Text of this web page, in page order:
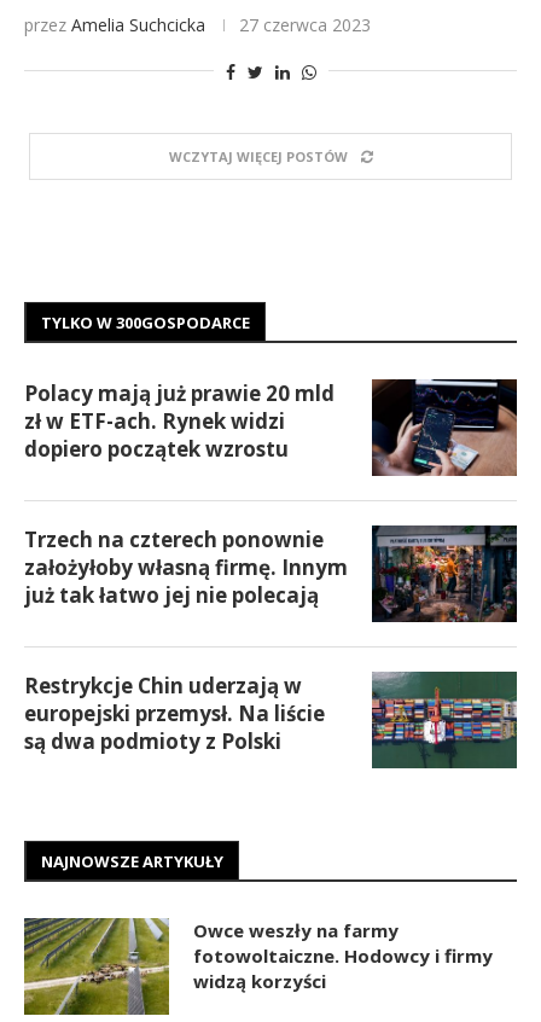
przez Amelia Suchcicka 27 czerwca 2023
WCZYTAJ WIĘCEJ POSTÓW
TYLKO W 300GOSPODARCE
Polacy mają już prawie 20 mld
zł w ETF-ach. Rynek widzi
dopiero początek wzrostu
Trzech na czterech ponownie
założyłoby własną firmę. Innym
już tak łatwo jej nie polecają
Restrykcje Chin uderzają w
europejski przemysł. Na liście
są dwa podmioty z Polski
NAJNOWSZE ARTYKUŁY
Owce weszły na farmy
fotowoltaiczne. Hodowcy i firmy
widzą korzyści